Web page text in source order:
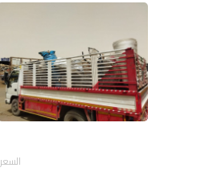
السعر